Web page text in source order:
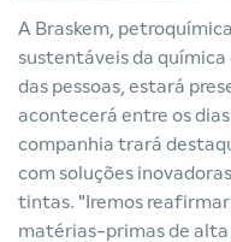
A Braskem,
sustentáveis da química
das pessoas, estará
acontecerá entre os
companhia trará
com soluções
tintas. "Iremos reafirmar
matérias-primas de